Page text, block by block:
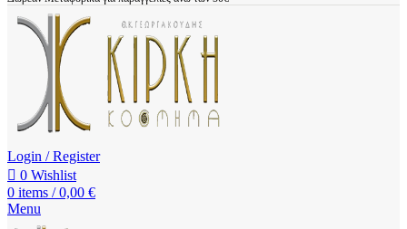
Login / Register
0 Wishlist
0 items / 0,00 €
Menu